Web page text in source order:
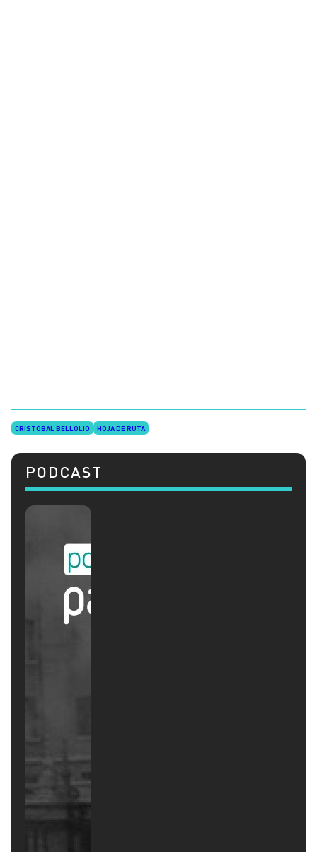
CRISTÓBAL BELLOLIO HOJA DE RUTA
PODCAST